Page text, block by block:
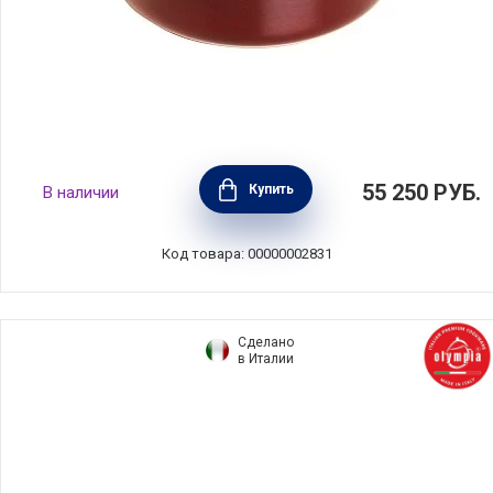
Кокот круглый чугунный 6,7 л цвет
гранатовый, диаметр 28 см, Staub, Франция,
1102887
В наличии Купить 55 250 РУБ.
Код товара: 00000002831
Сделано
в Италии